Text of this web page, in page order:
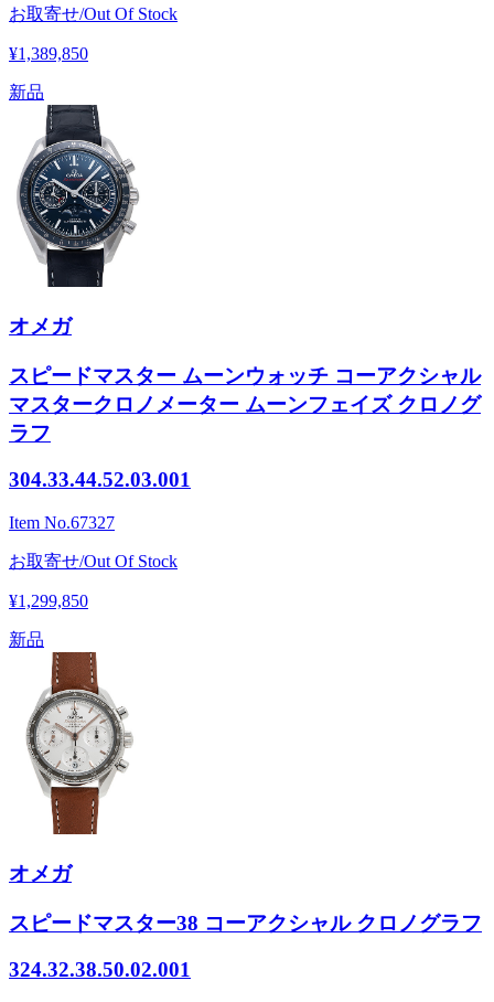
お取寄せ/Out Of Stock
¥1,389,850
新品
オメガ
スピードマスター ムーンウォッチ コーアクシャル
マスタークロノメーター ムーンフェイズ クロノグ
ラフ
304.33.44.52.03.001
Item No.67327
お取寄せ/Out Of Stock
¥1,299,850
新品
オメガ
スピードマスター38 コーアクシャル クロノグラフ
324.32.38.50.02.001